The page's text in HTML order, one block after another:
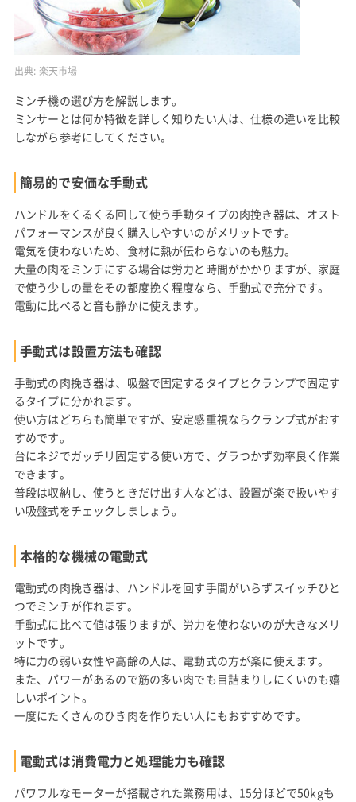
出典: 楽天市場
ミンチ機の選び方を解説します。
ミンサーとは何か特徴を詳しく知りたい人は、仕様の違いを比較
しながら参考にしてください。
簡易的で安価な手動式
ハンドルをくるくる回して使う手動タイプの肉挽き器は、オスト
パフォーマンスが良く購入しやすいのがメリットです。
電気を使わないため、食材に熱が伝わらないのも魅力。
大量の肉をミンチにする場合は労力と時間がかかりますが、家庭
で使う少しの量をその都度挽く程度なら、手動式で充分です。
電動に比べると音も静かに使えます。
手動式は設置方法も確認
手動式の肉挽き器は、吸盤で固定するタイプとクランプで固定す
るタイプに分かれます。
使い方はどちらも簡単ですが、安定感重視ならクランプ式がおす
すめです。
台にネジでガッチリ固定する使い方で、グラつかず効率良く作業
できます。
普段は収納し、使うときだけ出す人などは、設置が楽で扱いやす
い吸盤式をチェックしましょう。
本格的な機械の電動式
電動式の肉挽き器は、ハンドルを回す手間がいらずスイッチひと
つでミンチが作れます。
手動式に比べて値は張りますが、労力を使わないのが大きなメリ
ットです。
特に力の弱い女性や高齢の人は、電動式の方が楽に使えます。
また、パワーがあるので筋の多い肉でも目詰まりしにくいのも嬉
しいポイント。
一度にたくさんのひき肉を作りたい人にもおすすめです。
電動式は消費電力と処理能力も確認
パワフルなモーターが搭載された業務用は、15分ほどで50kgも